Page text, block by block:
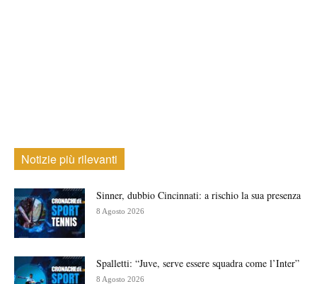
Notizie più rilevanti
Sinner, dubbio Cincinnati: a rischio la sua presenza
8 Agosto 2026
Spalletti: “Juve, serve essere squadra come l’Inter”
8 Agosto 2026